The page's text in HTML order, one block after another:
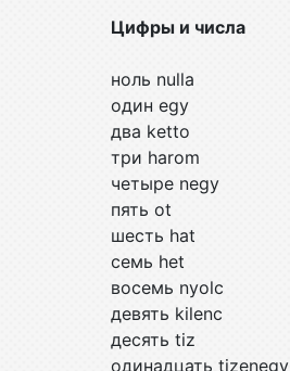
Цифры и числа
ноль nulla
один egy
два ketto
три harom
четыре negy
пять ot
шесть hat
семь het
восемь nyolc
девять kilenc
десять tiz
одинадцать tizenegy